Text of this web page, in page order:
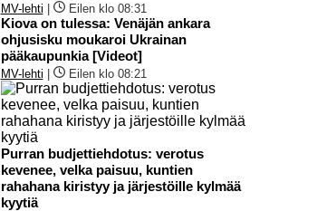
MV-lehti Eilen klo 08:31
Kiova on tulessa: Venäjän ankara
ohjusisku moukaroi Ukrainan
pääkaupunkia [Videot]
MV-lehti Eilen klo 08:21
Purran budjettiehdotus: verotus
kevenee, velka paisuu, kuntien
rahahana kiristyy ja järjestöille kylmää
kyytiä